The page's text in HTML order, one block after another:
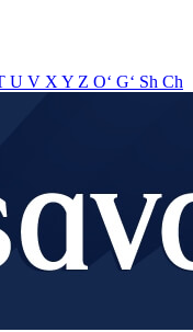
U V X Y Z O‘ G‘ Sh Ch